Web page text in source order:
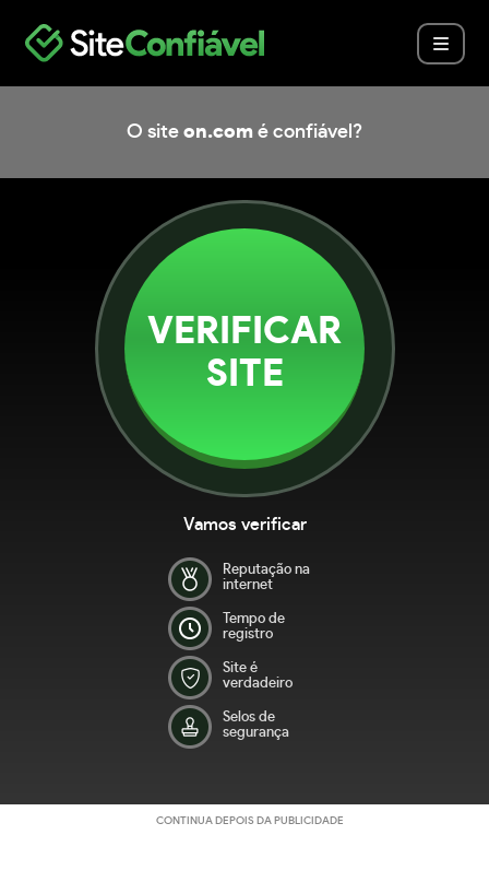
O site on.com é confiável?
VERIFICAR
SITE
Vamos verificar
Reputação na
internet
Tempo de
registro
Site é
verdadeiro
Selos de
segurança
CONTINUA DEPOIS DA PUBLICIDADE